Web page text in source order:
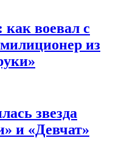
воевал с
из
звезда
и «Девчат»